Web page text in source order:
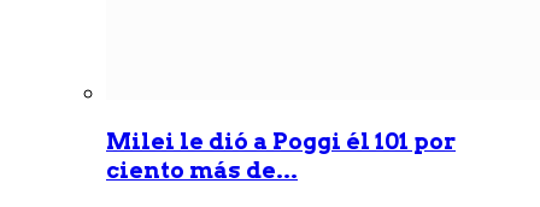
Milei le dió a Poggi él 101 por
ciento más de...